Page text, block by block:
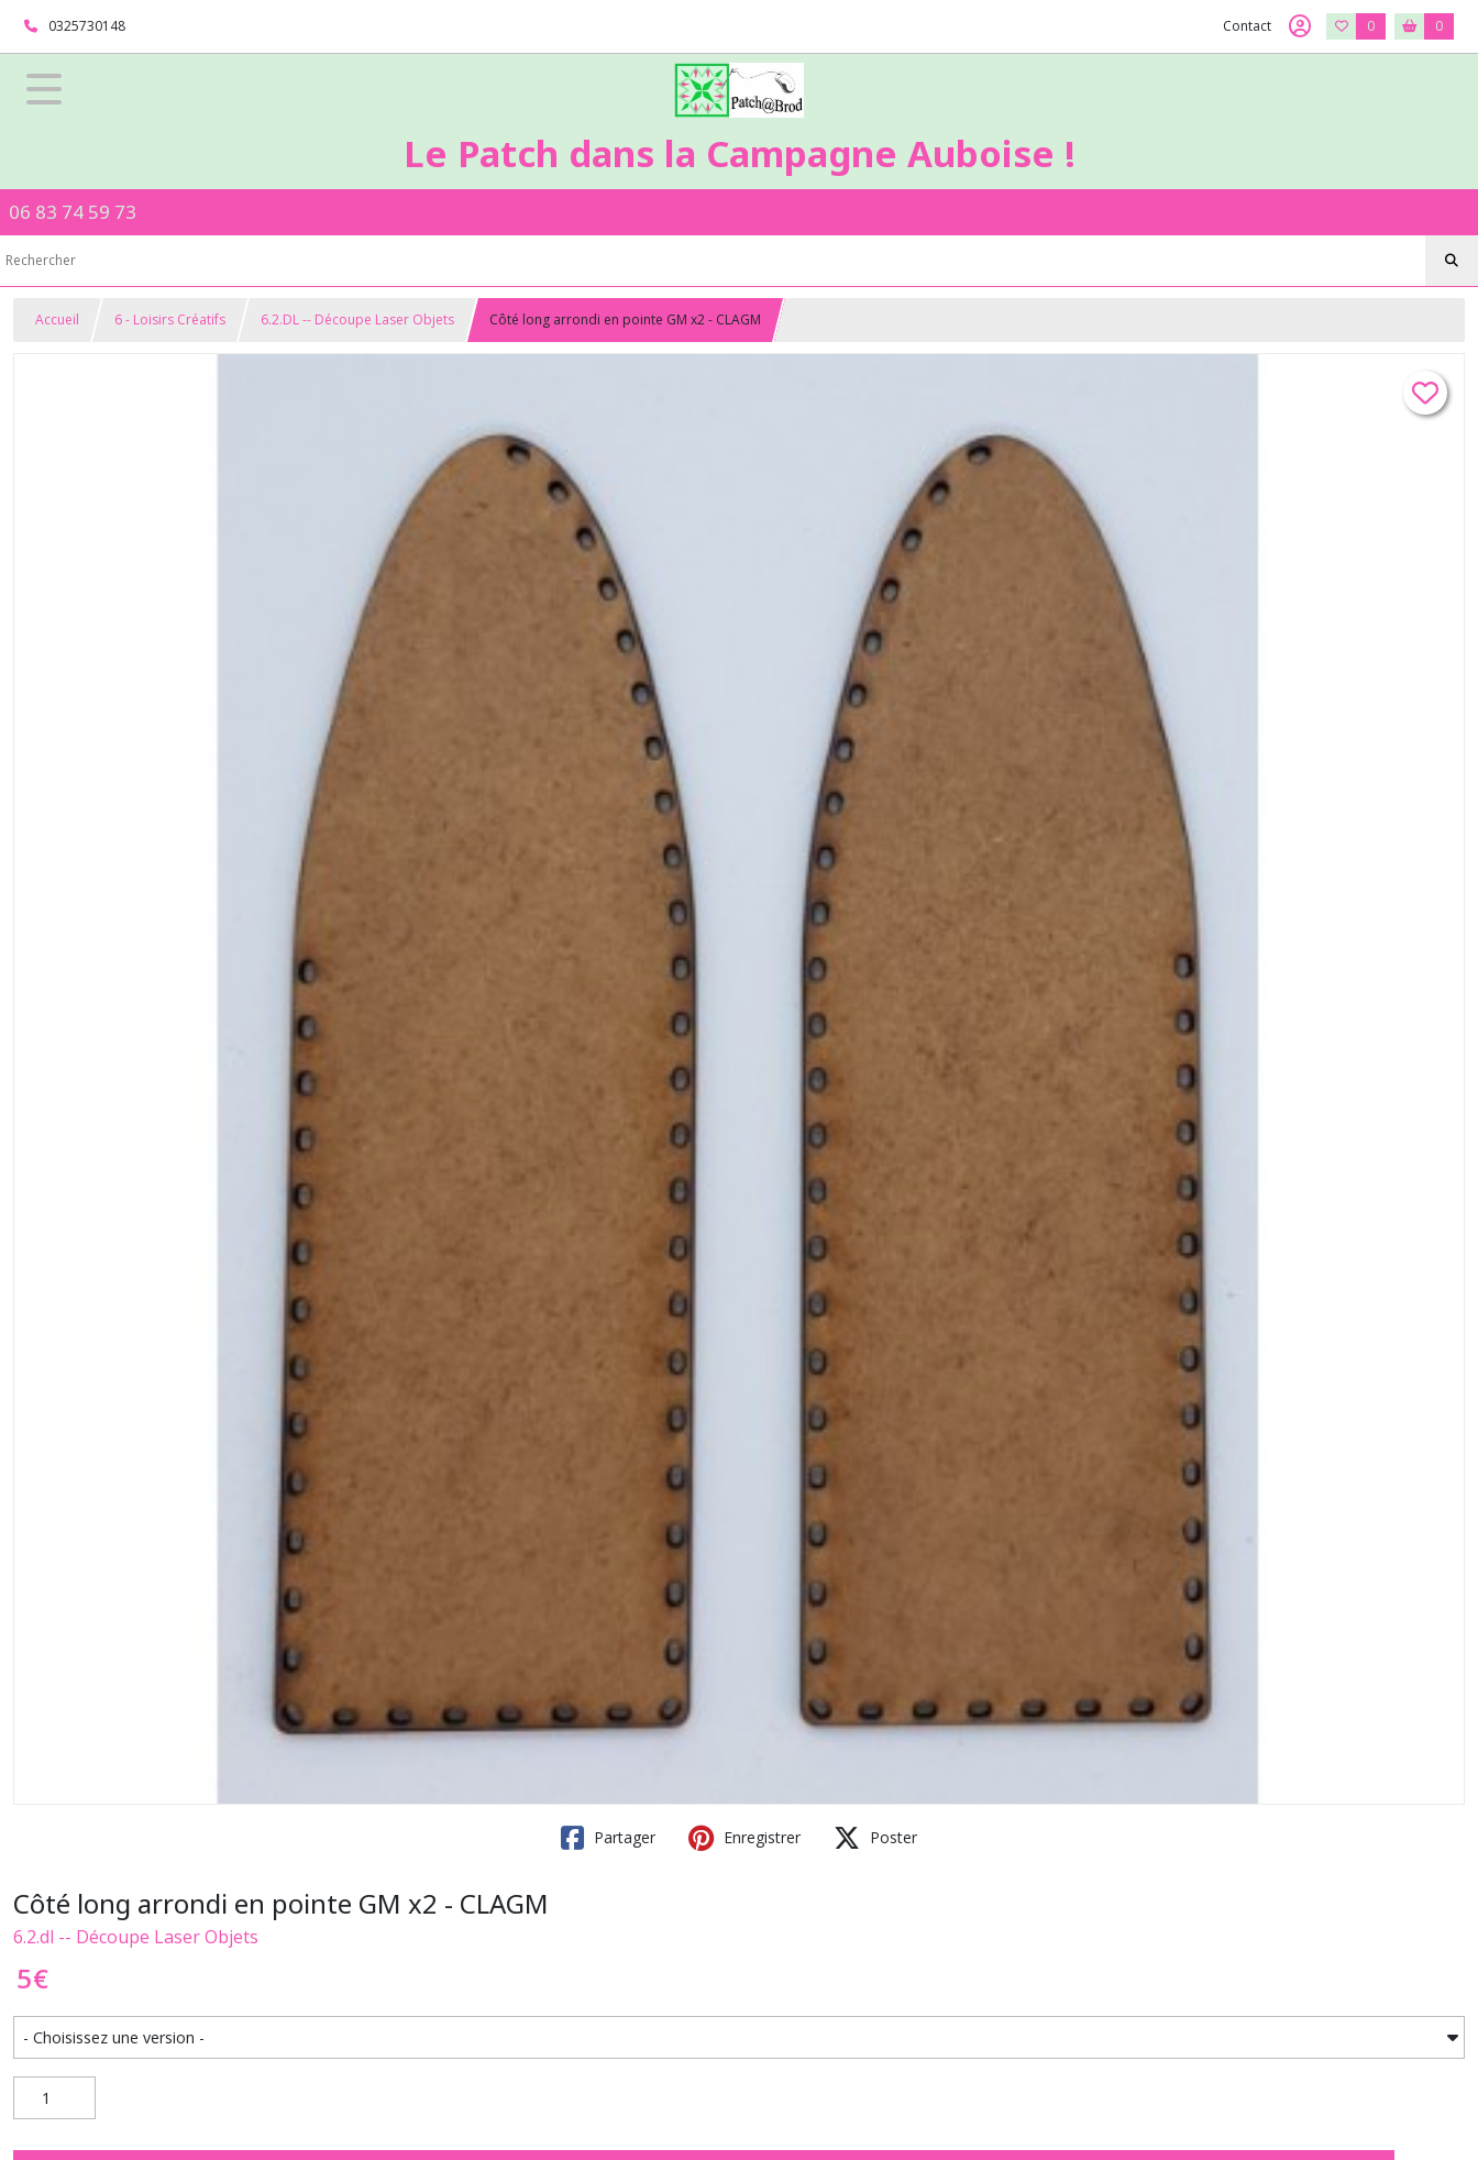
0325730148 Contact 0 0
Le Patch dans la Campagne Auboise !
06 83 74 59 73
Accueil 6 - Loisirs Créatifs 6.2.DL -- Découpe Laser Objets Côté long arrondi en pointe GM x2 - CLAGM
Partager Enregistrer Poster
Côté long arrondi en pointe GM x2 - CLAGM
6.2.dl -- Découpe Laser Objets
5€